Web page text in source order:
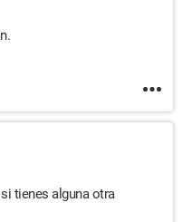
tienes alguna otra